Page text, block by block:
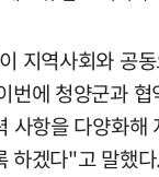
지역사회와 공
번에 청양군과
사항을 다양화해
하겠다"고 말했다.